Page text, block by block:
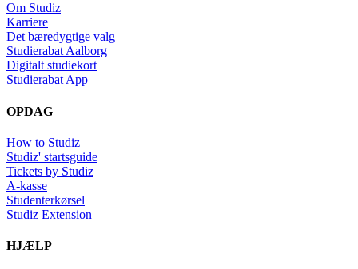
Om Studiz
Karriere
Det bæredygtige valg
Studierabat Aalborg
Digitalt studiekort
Studierabat App
OPDAG
How to Studiz
Studiz' startsguide
Tickets by Studiz
A-kasse
Studenterkørsel
Studiz Extension
HJÆLP